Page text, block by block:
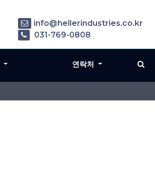
info@hellerindustries.co.kr
031-769-0808
연락처